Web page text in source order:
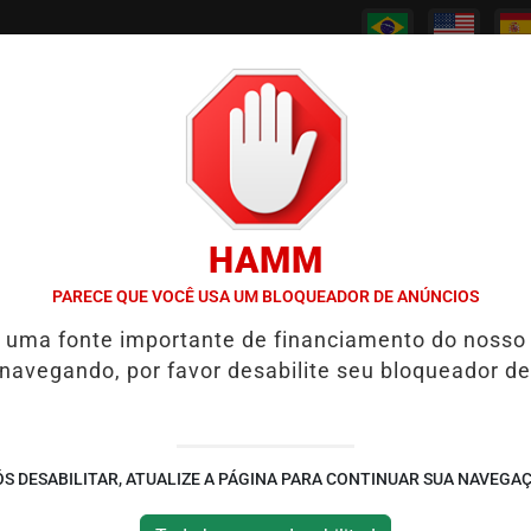
CANAL RPJ CONTATO
APÓS TRÊS ANOS 7 SINAIS DE QUE UM IDOSO DEVE
Mianmar Deixa Mais
Feridos
do país, causando destruição
HAMM
PARECE QUE VOCÊ USA UM BLOQUEADOR DE ANÚNCIOS
fonte importante de financiamento do nosso
por favor desabilite seu bloqueador
DESABILITAR, ATUALIZE A PÁGINA PARA CONTINUAR SUA